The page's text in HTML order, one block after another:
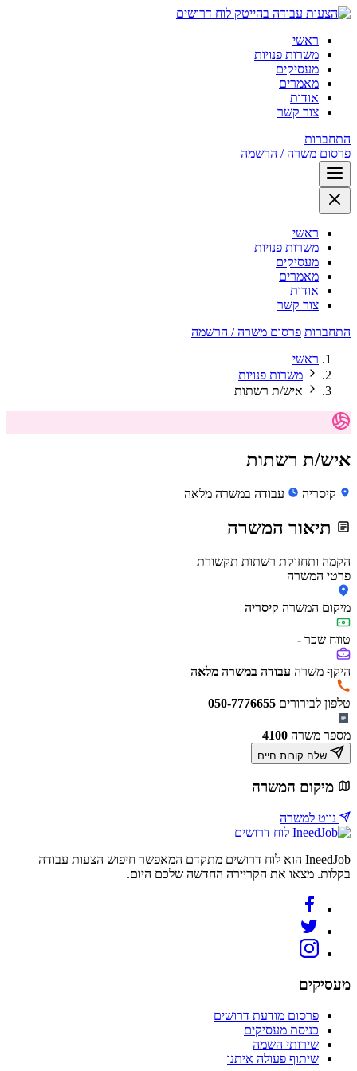
לוח דרושים
ראשי
משרות פנויות
מעסיקים
מאמרים
אודות
צור קשר
התחברות
פרסום משרה / הרשמה
ראשי
משרות פנויות
מעסיקים
מאמרים
אודות
צור קשר
התחברות פרסום משרה / הרשמה
ראשי
משרות פנויות
איש/ת רשתות
איש/ת רשתות
קיסריה עבודה במשרה מלאה
תיאור המשרה
הקמה ותחזוקת רשתות תקשורת
פרטי המשרה
מיקום המשרה קיסריה
טווח שכר -
היקף משרה עבודה במשרה מלאה
טלפון לבירורים 050-7776655
מספר משרה 4100
מיקום המשרה
נווט למשרה
לוח דרושים
IneedJob הוא לוח דרושים מתקדם המאפשר חיפוש הצעות עבודה
בקלות. מצאו את הקריירה החדשה שלכם היום.
מעסיקים
פרסום מודעת דרושים
כניסת מעסיקים
שירותי השמה
שיתוף פעולה איתנו